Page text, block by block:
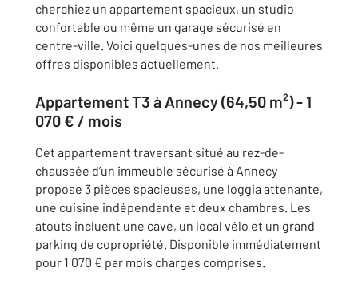
cherchiez un appartement spacieux, un studio
confortable ou même un garage sécurisé en
centre-ville. Voici quelques-unes de nos meilleures
offres disponibles actuellement.
Appartement T3 à Annecy (64,50 m²) - 1
070 € / mois
Cet appartement traversant situé au rez-de-
chaussée d’un immeuble sécurisé à Annecy
propose 3 pièces spacieuses, une loggia attenante,
une cuisine indépendante et deux chambres. Les
atouts incluent une cave, un local vélo et un grand
parking de copropriété. Disponible immédiatement
pour 1 070 € par mois charges comprises.